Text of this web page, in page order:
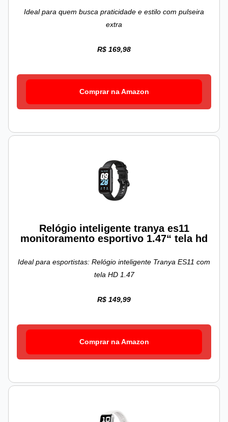
Ideal para quem busca praticidade e estilo com pulseira
extra
R$ 169,98
Comprar na Amazon
Relógio inteligente tranya es11
monitoramento esportivo 1.47“ tela hd
Ideal para esportistas: Relógio inteligente Tranya ES11 com
tela HD 1.47
R$ 149,99
Comprar na Amazon